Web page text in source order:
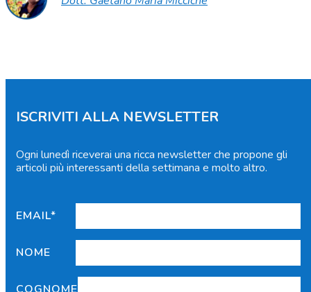
ISCRIVITI ALLA NEWSLETTER
Ogni lunedì riceverai una ricca newsletter che propone gli
articoli più interessanti della settimana e molto altro.
EMAIL*
NOME